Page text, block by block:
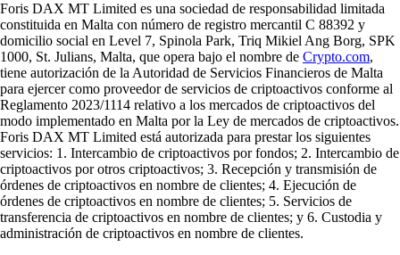
Foris DAX MT Limited es una sociedad de responsabilidad limitada
constituida en Malta con número de registro mercantil C 88392 y
domicilio social en Level 7, Spinola Park, Triq Mikiel Ang Borg, SPK
1000, St. Julians, Malta, que opera bajo el nombre de Crypto.com,
tiene autorización de la Autoridad de Servicios Financieros de Malta
para ejercer como proveedor de servicios de criptoactivos conforme al
Reglamento 2023/1114 relativo a los mercados de criptoactivos del
modo implementado en Malta por la Ley de mercados de criptoactivos.
Foris DAX MT Limited está autorizada para prestar los siguientes
servicios: 1. Intercambio de criptoactivos por fondos; 2. Intercambio de
criptoactivos por otros criptoactivos; 3. Recepción y transmisión de
órdenes de criptoactivos en nombre de clientes; 4. Ejecución de
órdenes de criptoactivos en nombre de clientes; 5. Servicios de
transferencia de criptoactivos en nombre de clientes; y 6. Custodia y
administración de criptoactivos en nombre de clientes.